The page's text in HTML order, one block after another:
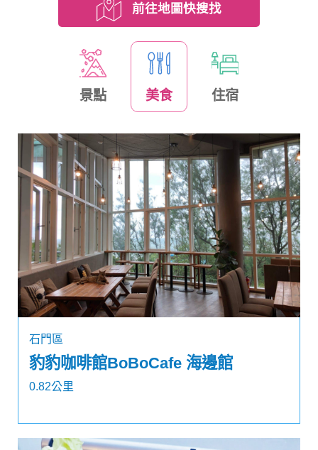
前往地圖快搜找
景點 美食 住宿
石門區
豹豹咖啡館BoBoCafe 海邊館
0.82公里